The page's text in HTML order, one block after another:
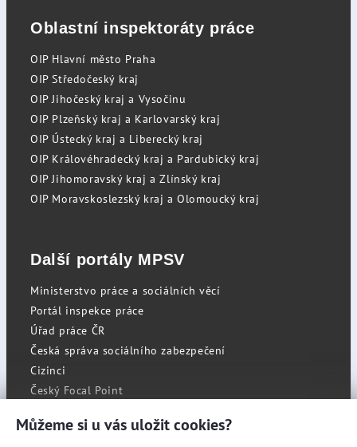
Oblastní inspektoráty práce
OIP Hlavní město Praha
OIP Středočeský kraj
OIP Jihočeský kraj a Vysočinu
OIP Plzeňský kraj a Karlovarský kraj
OIP Ústecký kraj a Liberecký kraj
OIP Královéhradecký kraj a Pardubický kraj
OIP Jihomoravský kraj a Zlínský kraj
OIP Moravskoslezský kraj a Olomoucký kraj
Další portály MPSV
Ministerstvo práce a sociálních věcí
Portál inspekce práce
Úřad práce ČR
Česká správa sociálního zabezpečení
Cizinci
Český Focal Point
Můžeme si u vás uložit cookies?